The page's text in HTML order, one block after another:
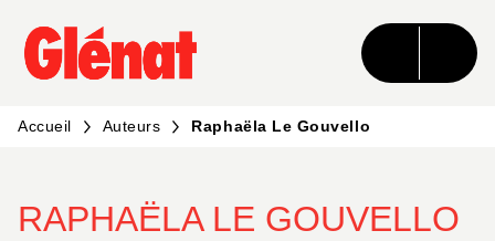
MENU RECHERCHE CONTENU
PIED DE PAGE
Accueil Auteurs Raphaëla Le Gouvello
RAPHAËLA LE GOUVELLO